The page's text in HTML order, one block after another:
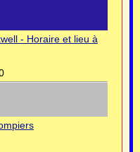
- Horaire et lieu à